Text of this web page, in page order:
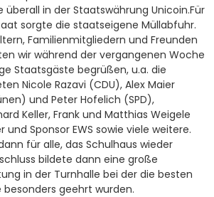
überall in der Staatswährung Unicoin.Für
sorgte die staatseigene Müllabfuhr.
Familienmitgliedern und Freunden
wir während der vergangenen Woche
Staatsgäste begrüßen, u.a. die
Nicole Razavi (CDU), Alex Maier
und Peter Hofelich (SPD),
Keller, Frank und Matthias Weigele
Sponsor EWS sowie viele weitere.
für alle, das Schulhaus wieder
bildete dann eine große
in der Turnhalle bei der die besten
geehrt wurden.